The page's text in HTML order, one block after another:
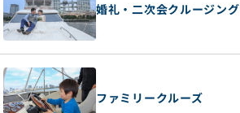
婚礼・二次会クルージング
ファミリークルーズ